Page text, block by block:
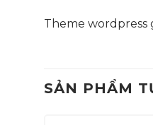
Theme wordpress
SẢN PHẨM